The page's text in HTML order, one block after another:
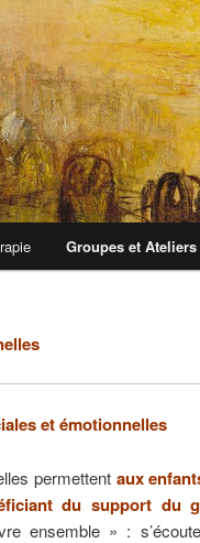
Groupes et Ateliers
et émotionnelles
permettent aux
du support du
ensemble » :